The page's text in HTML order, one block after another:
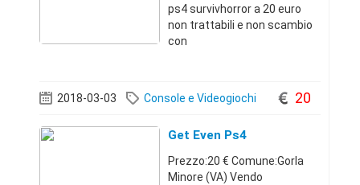
ps4 survivhorror a 20 euro
non trattabili e non scambio
con
2018-03-03
Console e Videogiochi 20
Get Even Ps4
Prezzo:20 € Comune:Gorla
Minore (VA) Vendo